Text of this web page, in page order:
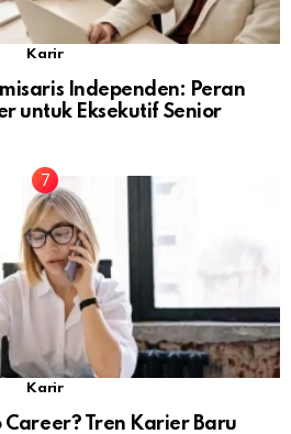
Karir
Independen: Peran
untuk Eksekutif Senior
Karir
Tren Karier Baru